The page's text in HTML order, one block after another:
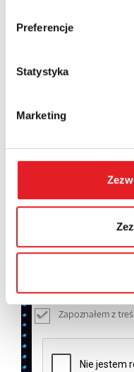
Preferencje
Statystyka
Marketing
Numer telefonu:
Województwo:
Wyrażam zgodę
osobowych przez
temat
Zapoznałem z